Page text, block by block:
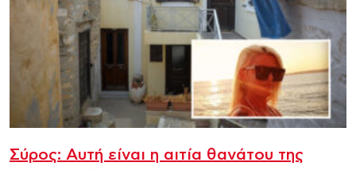
Σύρος: Αυτή είναι η αιτία θανάτου της